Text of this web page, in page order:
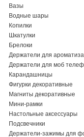
Вазы
Водные шары
Копилки
Шкатулки
Брелоки
Держатели для
Держатели для моб
Карандашницы
Фигурки декоративные
Магниты декоративные
Мини-рамки
Настольные аксессуары
Подсвечники
Держатели-зажимы для